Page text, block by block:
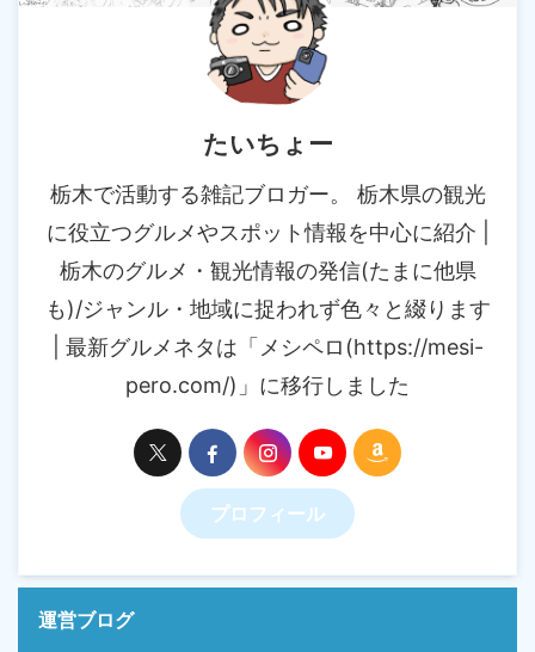
たいちょー
栃木で活動する雑記ブロガー。 栃木県の観光
に役立つグルメやスポット情報を中心に紹介 |
栃木のグルメ・観光情報の発信(たまに他県
も)/ジャンル・地域に捉われず色々と綴ります
| 最新グルメネタは「メシペロ(https://mesi-
pero.com/)」に移行しました
プロフィール
運営ブログ